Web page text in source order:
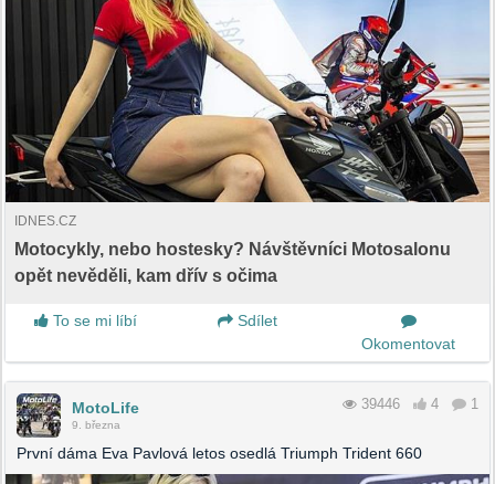
IDNES.CZ
Motocykly, nebo hostesky? Návštěvníci Motosalonu
opět nevěděli, kam dřív s očima
To se mi líbí
Sdílet
Okomentovat
MotoLife
9. března
39446 4 1
První dáma Eva Pavlová letos osedlá Triumph Trident 660